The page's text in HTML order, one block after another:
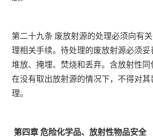
第二十九条 废放射源的处理必须向有
理相关手续。待处理的废放射源必须
堆放、掩埋、焚烧和丢弃。含放射性同
在没有取出放射源的情况下，不得对其
理。
第四章 危险化学品、放射性物品安全